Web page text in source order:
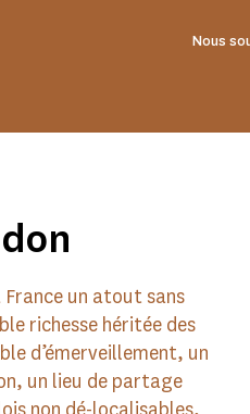
Nous
un atout sans
richesse héritée des
d’émerveillement, un
un lieu de partage